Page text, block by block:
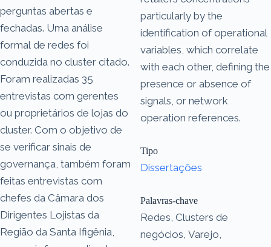
perguntas abertas e
fechadas. Uma análise
formal de redes foi
conduzida no cluster citado.
Foram realizadas 35
entrevistas com gerentes
ou proprietários de lojas do
cluster. Com o objetivo de
se verificar sinais de
governança, também foram
feitas entrevistas com
chefes da Câmara dos
Dirigentes Lojistas da
Região da Santa Ifigênia,
particularly by the
identification of operational
variables, which correlate
with each other, defining the
presence or absence of
signals, or network
operation references.
Tipo
Dissertações
Palavras-chave
Redes, Clusters de
negócios, Varejo,